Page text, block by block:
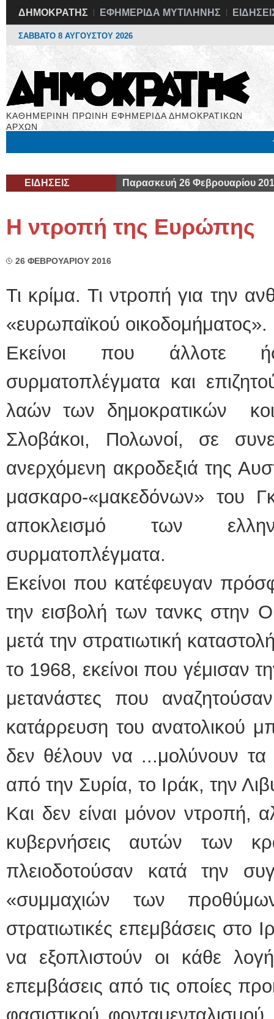
ΔΗΜΟΚΡΑΤΗΣ ΕΦΗΜΕΡΙΔΑ ΜΥΤΙΛΗΝΗΣ
ΣΑΒΒΑΤΟ 8 ΑΥΓΟΥΣΤΟΥ 2026
ΚΑΘΗΜΕΡΙΝΗ ΠΡΩΙΝΗ ΕΦΗΜΕΡΙΔΑ ΔΗΜΟΚΡΑΤΙΚΩΝ
ΑΡΧΩΝ
ΕΙΔΗΣΕΙΣ Παρασκευή 26 Φεβρουαρίου
Η ντροπή της Ευρώπης
26 ΦΕΒΡΟΥΑΡΙΟΥ 2016
Τι κρίμα. Τι ντροπή για την
«ευρωπαϊκού οικοδομήματος».
Εκείνοι που άλλοτε
συρματοπλέγματα και
λαών των δημοκρατικών
Σλοβάκοι, Πολωνοί, σε
ανερχόμενη ακροδεξιά της
μασκαρο-«μακεδόνων» του
αποκλεισμό των
συρματοπλέγματα.
Εκείνοι που κατέφευγαν
την εισβολή των τανκς στην
μετά την στρατιωτική
το 1968, εκείνοι που γέμισαν
μετανάστες που
κατάρρευση του ανατολικού
δεν θέλουν να ...μολύνουν
από την Συρία, το Ιράκ, την
Και δεν είναι μόνον ντροπή,
κυβερνήσεις αυτών των
πλειοδοτούσαν κατά την
«συμμαχιών των
στρατιωτικές επεμβάσεις στο
να εξοπλιστούν οι κάθε
επεμβάσεις από τις οποίες